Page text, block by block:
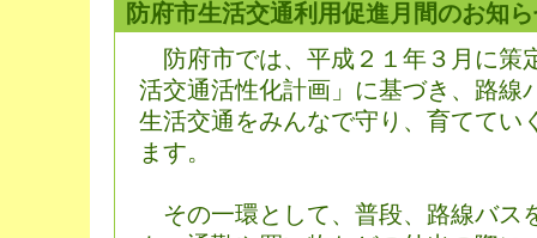
防府市生活交通利用促進月間のお知
防府市では、平成２１年３月に策
活交通活性化計画」に基づき、路線
生活交通をみんなで守り、育ててい
ます。
その一環として、普段、路線バス